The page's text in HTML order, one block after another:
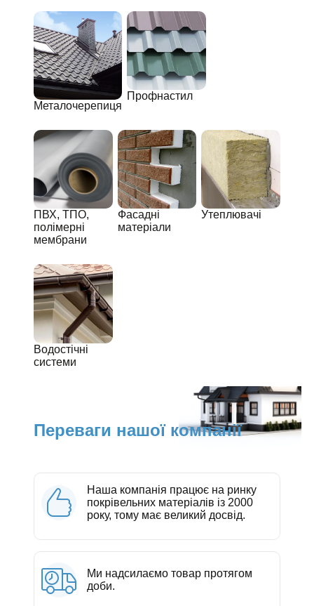
Металочерепиця
Профнастил
ПВХ, ТПО,
полімерні
мембрани
Фасадні
матеріали
Утеплювачі
Водостічні
системи
Переваги нашої компанії
Наша компанія працює на ринку
покрівельних матеріалів із 2000
року, тому має великий досвід.
Ми надсилаємо товар протягом
доби.